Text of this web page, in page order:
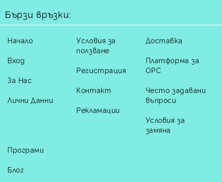
Бързи връзки:
Начало
Вход
За Нас
Лични Данни
Условия за
ползване
Регистрация
Контакт
Рекламации
Доставка
Платформа за
ОРС
Често задавани
въпроси
Условия за
замяна
Програми
Блог